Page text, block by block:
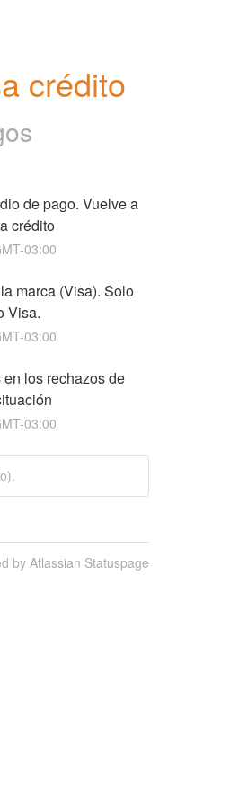
crédito
de pago. Vuelve a
crédito
03:00
marca (Visa). Solo
Visa.
03:00
los rechazos de
03:00
by Atlassian Statuspage